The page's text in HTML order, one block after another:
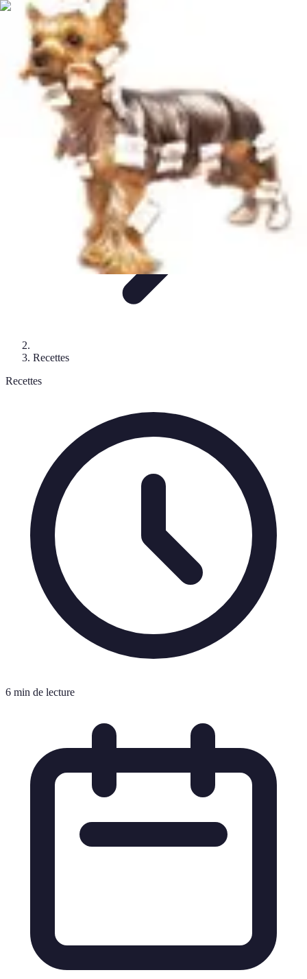
Recettes de Poissons
Recettes de Papillote
Recettes Faciles
MarinadesRecettes de Poisson
Recettes de Poissons
Recettes
Recettes
6 min de lecture